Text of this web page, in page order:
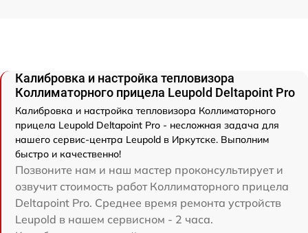
Калибровка и настройка тепловизора
Коллиматорного прицела Leupold Deltapoint Pro
Калибровка и настройка тепловизора Коллиматорного
прицела Leupold Deltapoint Pro - несложная задача для
нашего сервис-центра Leupold в Иркутске. Выполним
быстро и качественно!
Позвоните нам и наш мастер проконсультирует и
озвучит стоимость работ Коллиматорного прицела
Deltapoint Pro. Среднее время ремонта устройств
Leupold в нашем сервисном - 2 часа.